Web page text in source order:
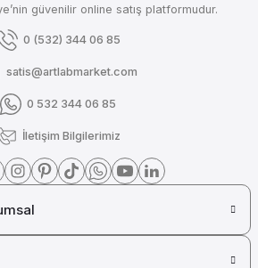
güvenilir online satış platformudur.
0 (532) 344 06 85
satis@artlabmarket.com
0 532 344 06 85
İletişim Bilgilerimiz